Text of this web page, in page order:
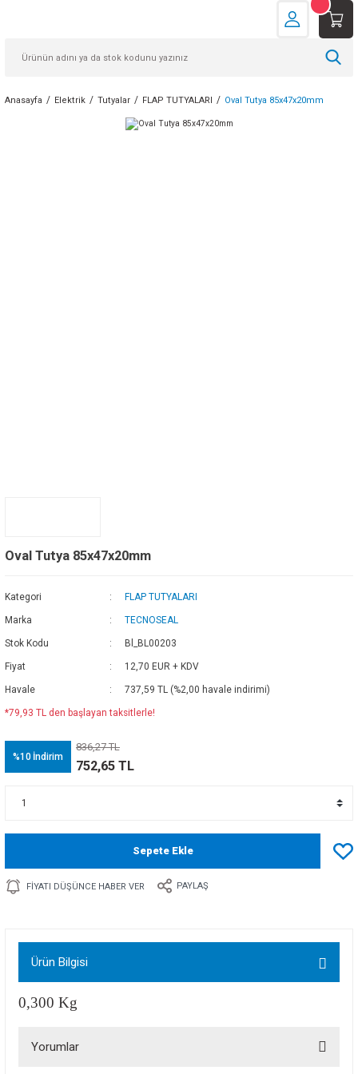
Anasayfa Elektrik Tutyalar FLAP TUTYALARI Oval Tutya 85x47x20mm
Oval Tutya 85x47x20mm
Kategori FLAP TUTYALARI
Marka TECNOSEAL
Stok Kodu Bl_BL00203
Fiyat 12,70 EUR + KDV
Havale 737,59 TL (%2,00 havale indirimi)
*79,93 TL den başlayan taksitlerle!
%10 İndirim
836,27 TL
752,65 TL
Sepete Ekle
FIYATI DÜŞÜNCE HABER VER PAYLAŞ
Ürün Bilgisi
0,300 Kg
Yorumlar